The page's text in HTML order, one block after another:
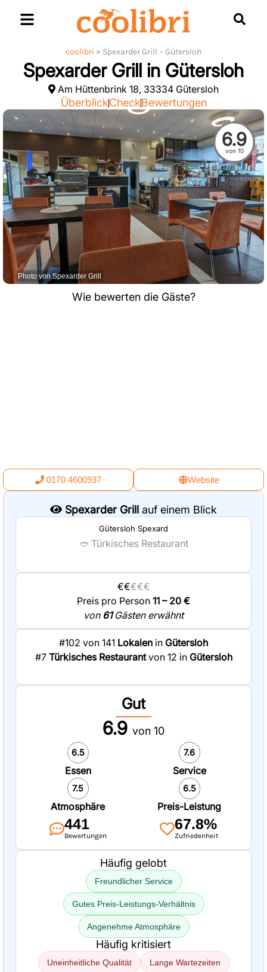
coolibri » Spexarder Grill – Gütersloh
Spexarder Grill in Gütersloh
Am Hüttenbrink 18, 33334 Gütersloh
ÜberblickCheckBewertungen
6.9
von 10
Photo von Spexarder Grill
Wie bewerten die Gäste?
0170 4600937 Website
Spexarder Grill auf einem Blick
Gütersloh Spexard
🥙 Türkisches Restaurant
€€€€€
Preis pro Person 11 – 20 €
von 61Gästen erwähnt
#102 von 141 Lokalen in Gütersloh
#7 Türkisches Restaurantvon 12 in Gütersloh
Gut
6.9 von 10
6.5
Essen
7.6
Service
7.5
Atmosphäre
6.5
Preis-Leistung
441
Bewertungen
67.8%
Zufriedenheit
Häufig gelobt
Freundlicher Service
Gutes Preis-Leistungs-Verhältnis
Angenehme Atmosphäre
Häufig kritisiert
Uneinheitliche Qualität Lange Wartezeiten